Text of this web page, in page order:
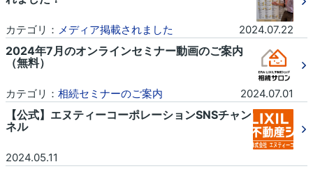
カテゴリ： メディア掲載されました 2024.07.22
2024年7月のオンラインセミナー動画のご案内
（無料）
カテゴリ： 相続セミナーのご案内 2024.07.01
【公式】エヌティーコーポレーションSNSチャン
ネル
2024.05.11